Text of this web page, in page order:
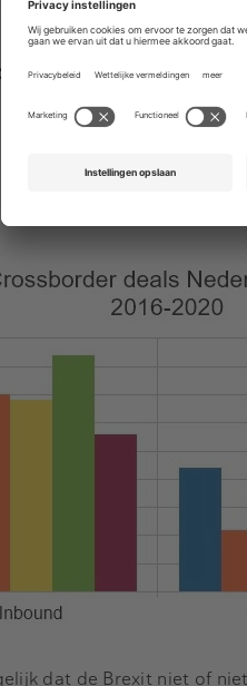
en daarna is het alleen
dat de Brexit niet of